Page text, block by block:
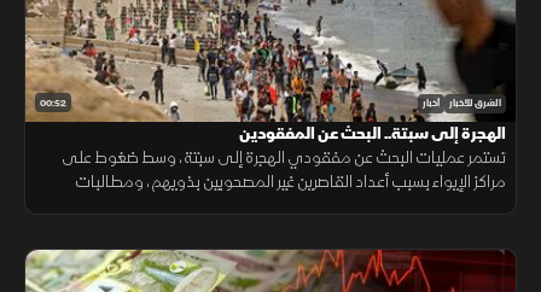
00:52 الشرق للأخبار أخبار
الهجرة إلى سبتة.. البحث عن المفقودين
تستمر عمليات البحث عن مفقودي الهجرة إلى سبتة، وسط ضغوط على
مراكز الإيواء بسبب أعداد القاصرين غير المصحوبين بذويهم، ومطالبات